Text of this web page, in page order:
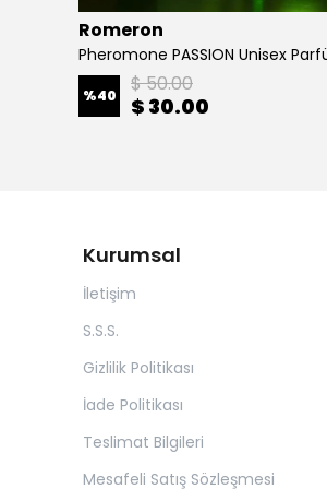
Romeron
%40 $ 50.00
$ 30.00
Kurumsal
İletişim
S.S.S.
Gizlilik Politikası
İade Politikası
Teslimat Bilgileri
Mesafeli Satış Sözleşmesi